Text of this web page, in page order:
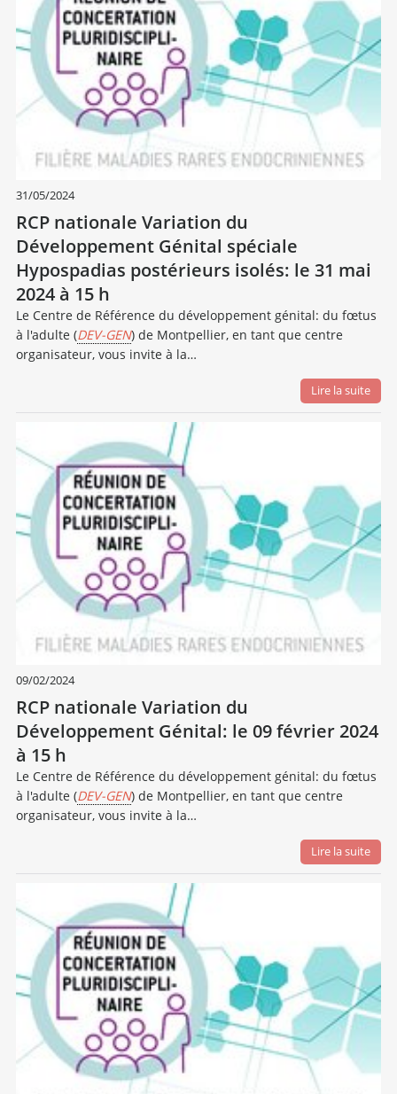
31/05/2024
RCP nationale Variation du
Développement Génital spéciale
Hypospadias postérieurs isolés: le 31 mai
2024 à 15 h
Le Centre de Référence du développement génital: du fœtus
à l'adulte (DEV-GEN) de Montpellier, en tant que centre
organisateur, vous invite à la…
Lire la suite
09/02/2024
RCP nationale Variation du
Développement Génital: le 09 février 2024
à 15 h
Le Centre de Référence du développement génital: du fœtus
à l'adulte (DEV-GEN) de Montpellier, en tant que centre
organisateur, vous invite à la…
Lire la suite